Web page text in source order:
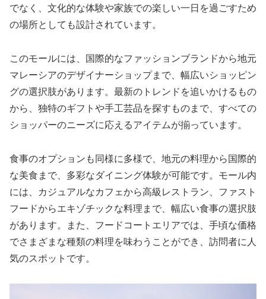
でなく、文化的な体験や家族での楽しい一日を過ごすため
の場所としても設計されています。
このモールには、国際的なファッションブランドから地元
マレーシアのデザイナーショップまで、幅広いショッピン
グの選択肢があります。最新のトレンドを追いかけるもの
から、独特のギフトや手工芸品を探すものまで、すべての
ショッパーのニーズに応えるアイテムが揃っています。
食事のオプションも同様に多様で、地元の料理から国際的
な美食まで、多彩なダイニング体験が可能です。モール内
には、カジュアルなカフェから高級レストラン、ファスト
フードからエキゾチックな料理まで、幅広い食事の選択肢
があります。また、フードコートエリアでは、手頃な価格
でさまざまな種類の料理を味わうことができ、訪問者に人
気のスポットです。